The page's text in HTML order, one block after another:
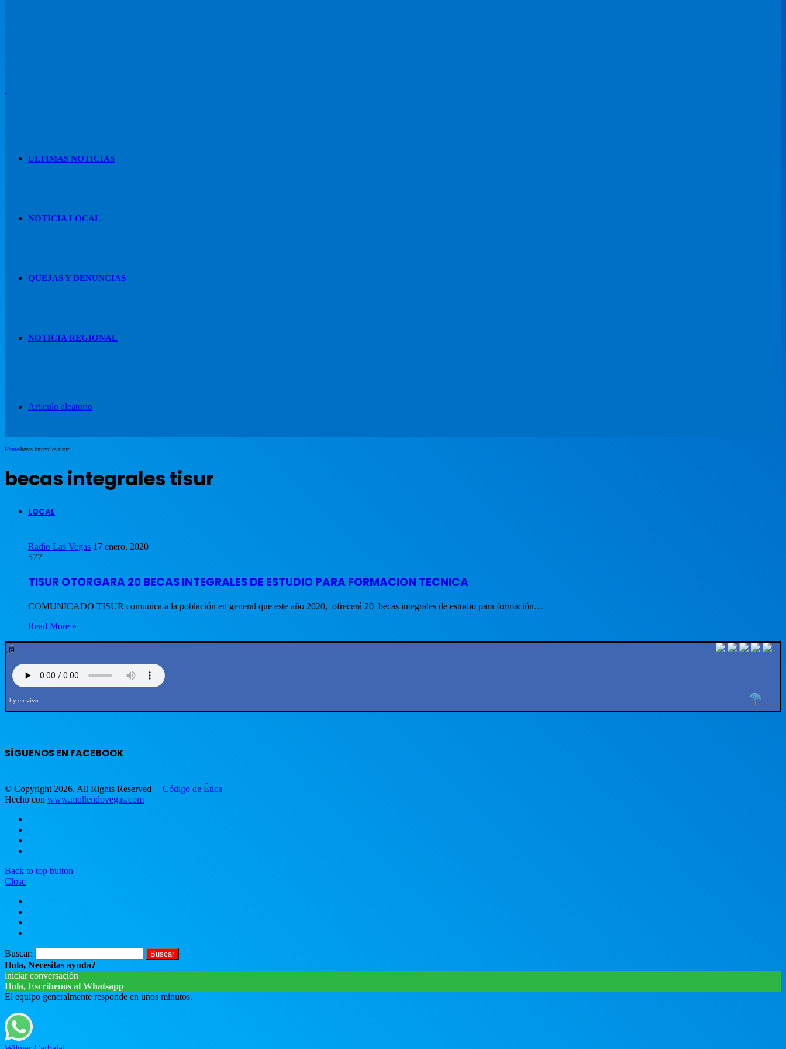
ULTIMAS NOTICIAS
NOTICIA LOCAL
QUEJAS Y DENUNCIAS
NOTICIA REGIONAL
Artículo aleatorio
Home/becas integrales tisur
becas integrales tisur
LOCAL
Radio Las Vegas 17 enero, 2020
577
TISUR OTORGARA 20 BECAS INTEGRALES DE ESTUDIO PARA FORMACION TECNICA
COMUNICADO TISUR comunica a la población en general que este año 2020, ofrecerá 20 becas integrales de estudio para formación…
Read More »
by en vivo
SÍGUENOS EN FACEBOOK
© Copyright 2026, All Rights Reserved | Código de Ética
Hecho con www.mollendovegas.com
Back to top button
Close
Buscar:
Hola, Necesitas ayuda?
iniciar conversación
Hola, Escríbenos al Whatsapp
El equipo generalmente responde en unos minutos.